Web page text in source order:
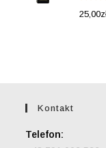
25,00
Kontakt
Telefon: